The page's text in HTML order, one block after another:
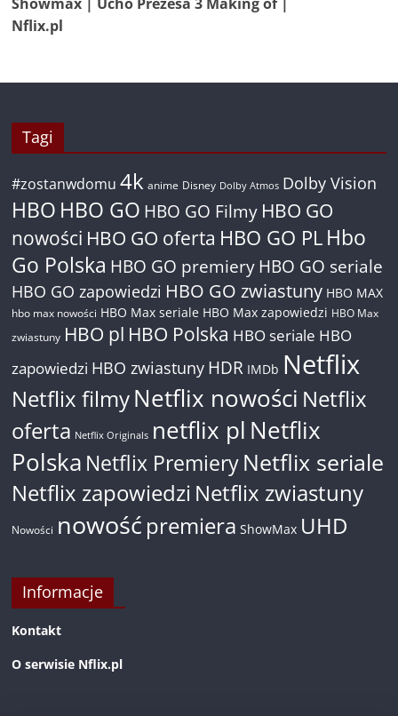
Nflix.pl
Tagi
#zostanwdomu 4k anime Disney Dolby Atmos Dolby Vision
HBO HBO GO HBO GO Filmy HBO GO
nowości HBO GO oferta HBO GO PL Hbo
Go Polska HBO GO premiery HBO GO seriale
HBO GO zapowiedzi HBO GO zwiastuny HBO MAX
hbo max nowości HBO Max seriale HBO Max zapowiedzi HBO Max
zwiastuny HBO pl HBO Polska HBO seriale HBO
zapowiedzi HBO zwiastuny HDR IMDb Netflix
Netflix filmyNetflix nowości Netflix
oferta Netflix Originals netflix pl Netflix
Polska Netflix PremieryNetflix seriale
Netflix zapowiedzi Netflix zwiastuny
Nowości nowość premiera ShowMax UHD
Informacje
Kontakt
O serwisie Nflix.pl